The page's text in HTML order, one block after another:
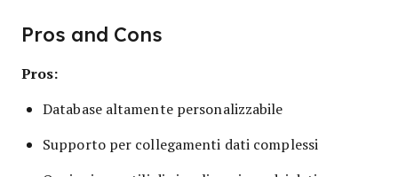
Pros and Cons
Pros:
Database altamente personalizzabile
Supporto per collegamenti dati complessi